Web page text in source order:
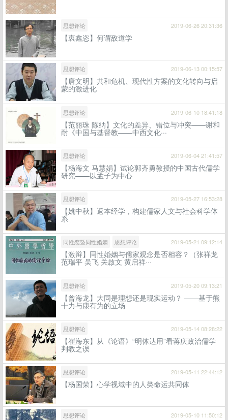
思想评论 2019-06-26 20:31:36
【衷鑫恣】何谓敌道学
思想评论 2019-06-13 00:15:57
【唐文明】共和危机、现代性方案的文化转向与启
蒙的激进化
思想评论 2019-06-10 18:41:18
【范丽珠 陈纳】文化的差异、错位与冲突——谢和
耐《中国与基督教——中西文化···
思想评论 2019-06-04 21:41:57
【杨海文 马慧娟】试论郭齐勇教授的中国古代儒学
研究——以孟子为中心
思想评论 2019-05-27 16:53:28
【姚中秋】返本经学，构建儒家人文与社会科学体
系
同性恋暨同性婚姻 思想评论 2019-05-21 09:12:14
【激辩】同性婚姻与儒家观念是否相容？（张祥龙
范瑞平 吴飞 关啟文 黄启祥···
思想评论 2019-05-20 09:13:21
【曾海龙】大同是理想还是现实运动？ ——基于熊
十力与康有为的立场
思想评论 2019-05-14 08:28:22
【崔海东】从《论语》“明体达用”看蒋庆政治儒学
判教之误
思想评论 2019-05-11 22:44:12
【杨国荣】心学视域中的人类命运共同体
思想评论 2019-05-10 11:50:12